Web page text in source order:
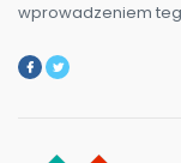
wprowadzeniem